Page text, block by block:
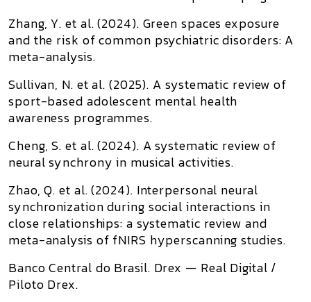
Zhang, Y. et al. (2024). Green spaces exposure
and the risk of common psychiatric disorders: A
meta-analysis.
Sullivan, N. et al. (2025). A systematic review of
sport-based adolescent mental health
awareness programmes.
Cheng, S. et al. (2024). A systematic review of
neural synchrony in musical activities.
Zhao, Q. et al. (2024). Interpersonal neural
synchronization during social interactions in
close relationships: a systematic review and
meta-analysis of fNIRS hyperscanning studies.
Banco Central do Brasil. Drex — Real Digital /
Piloto Drex.